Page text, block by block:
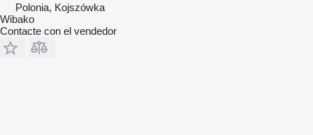
Polonia, Kojszówka
Wibako
Contacte con el vendedor